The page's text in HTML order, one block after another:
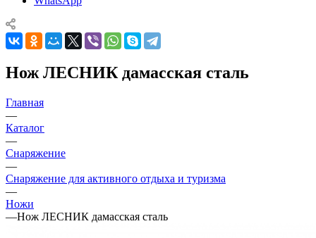
Нож ЛЕСНИК дамасская сталь
Главная
—
Каталог
—
Снаряжение
—
Снаряжение для активного отдыха и туризма
—
Ножи
—Нож ЛЕСНИК дамасская сталь